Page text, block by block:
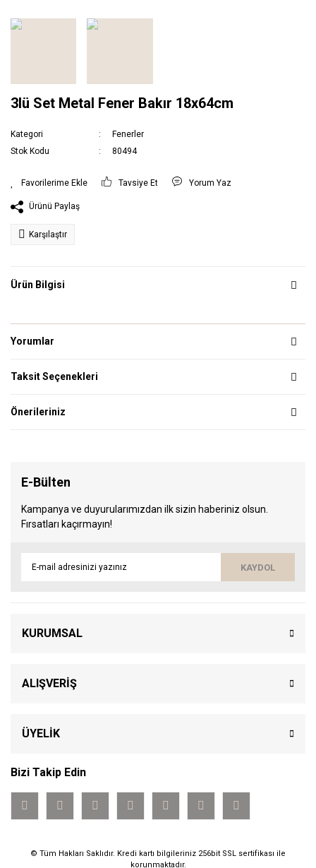
3lü Set Metal Fener Bakır 18x64cm
Kategori
Fenerler
Stok Kodu
80494
Tavsiye Et Yorum Yaz
Ürünü Paylaş
Karşılaştır
Ürün Bilgisi
Yorumlar
Taksit Seçenekleri
Önerileriniz
E-Bülten
Kampanya ve duyurularımızdan ilk sizin haberiniz olsun.
Fırsatları kaçırmayın!
KAYDOL
KURUMSAL
ALIŞVERİŞ
ÜYELİK
Bizi Takip Edin
© Tüm Hakları Saklıdır. Kredi kartı bilgileriniz 256bit SSL sertifikası ile
korunmaktadır.